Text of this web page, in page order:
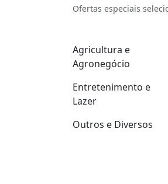
Ofertas especiais
Agricultura e
Agronegócio
Entretenimento e
Lazer
Outros e Diversos